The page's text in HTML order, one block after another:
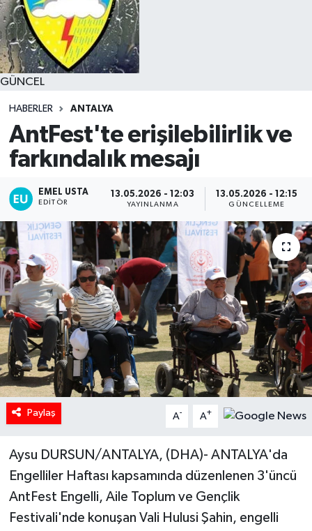
GÜNCEL
HABERLER ANTALYA
AntFest'te erişilebilirlik ve
farkındalık mesajı
EMEL USTA
EDITÖR
13.05.2026 - 12:03
YAYINLANMA
13.05.2026 - 12:15
GÜNCELLEME
Paylaş A- A+
Aysu DURSUN/ANTALYA, (DHA)- ANTALYA'da
Engelliler Haftası kapsamında düzenlenen 3'üncü
AntFest Engelli, Aile Toplum ve Gençlik
Festivali'nde konuşan Vali Hulusi Şahin, engelli